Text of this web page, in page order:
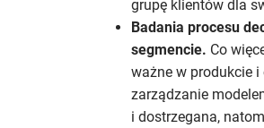
grupę klientów dla
Badania procesu
segmencie. Co
ważne w produkcie i
zarządzanie
i dostrzegana,